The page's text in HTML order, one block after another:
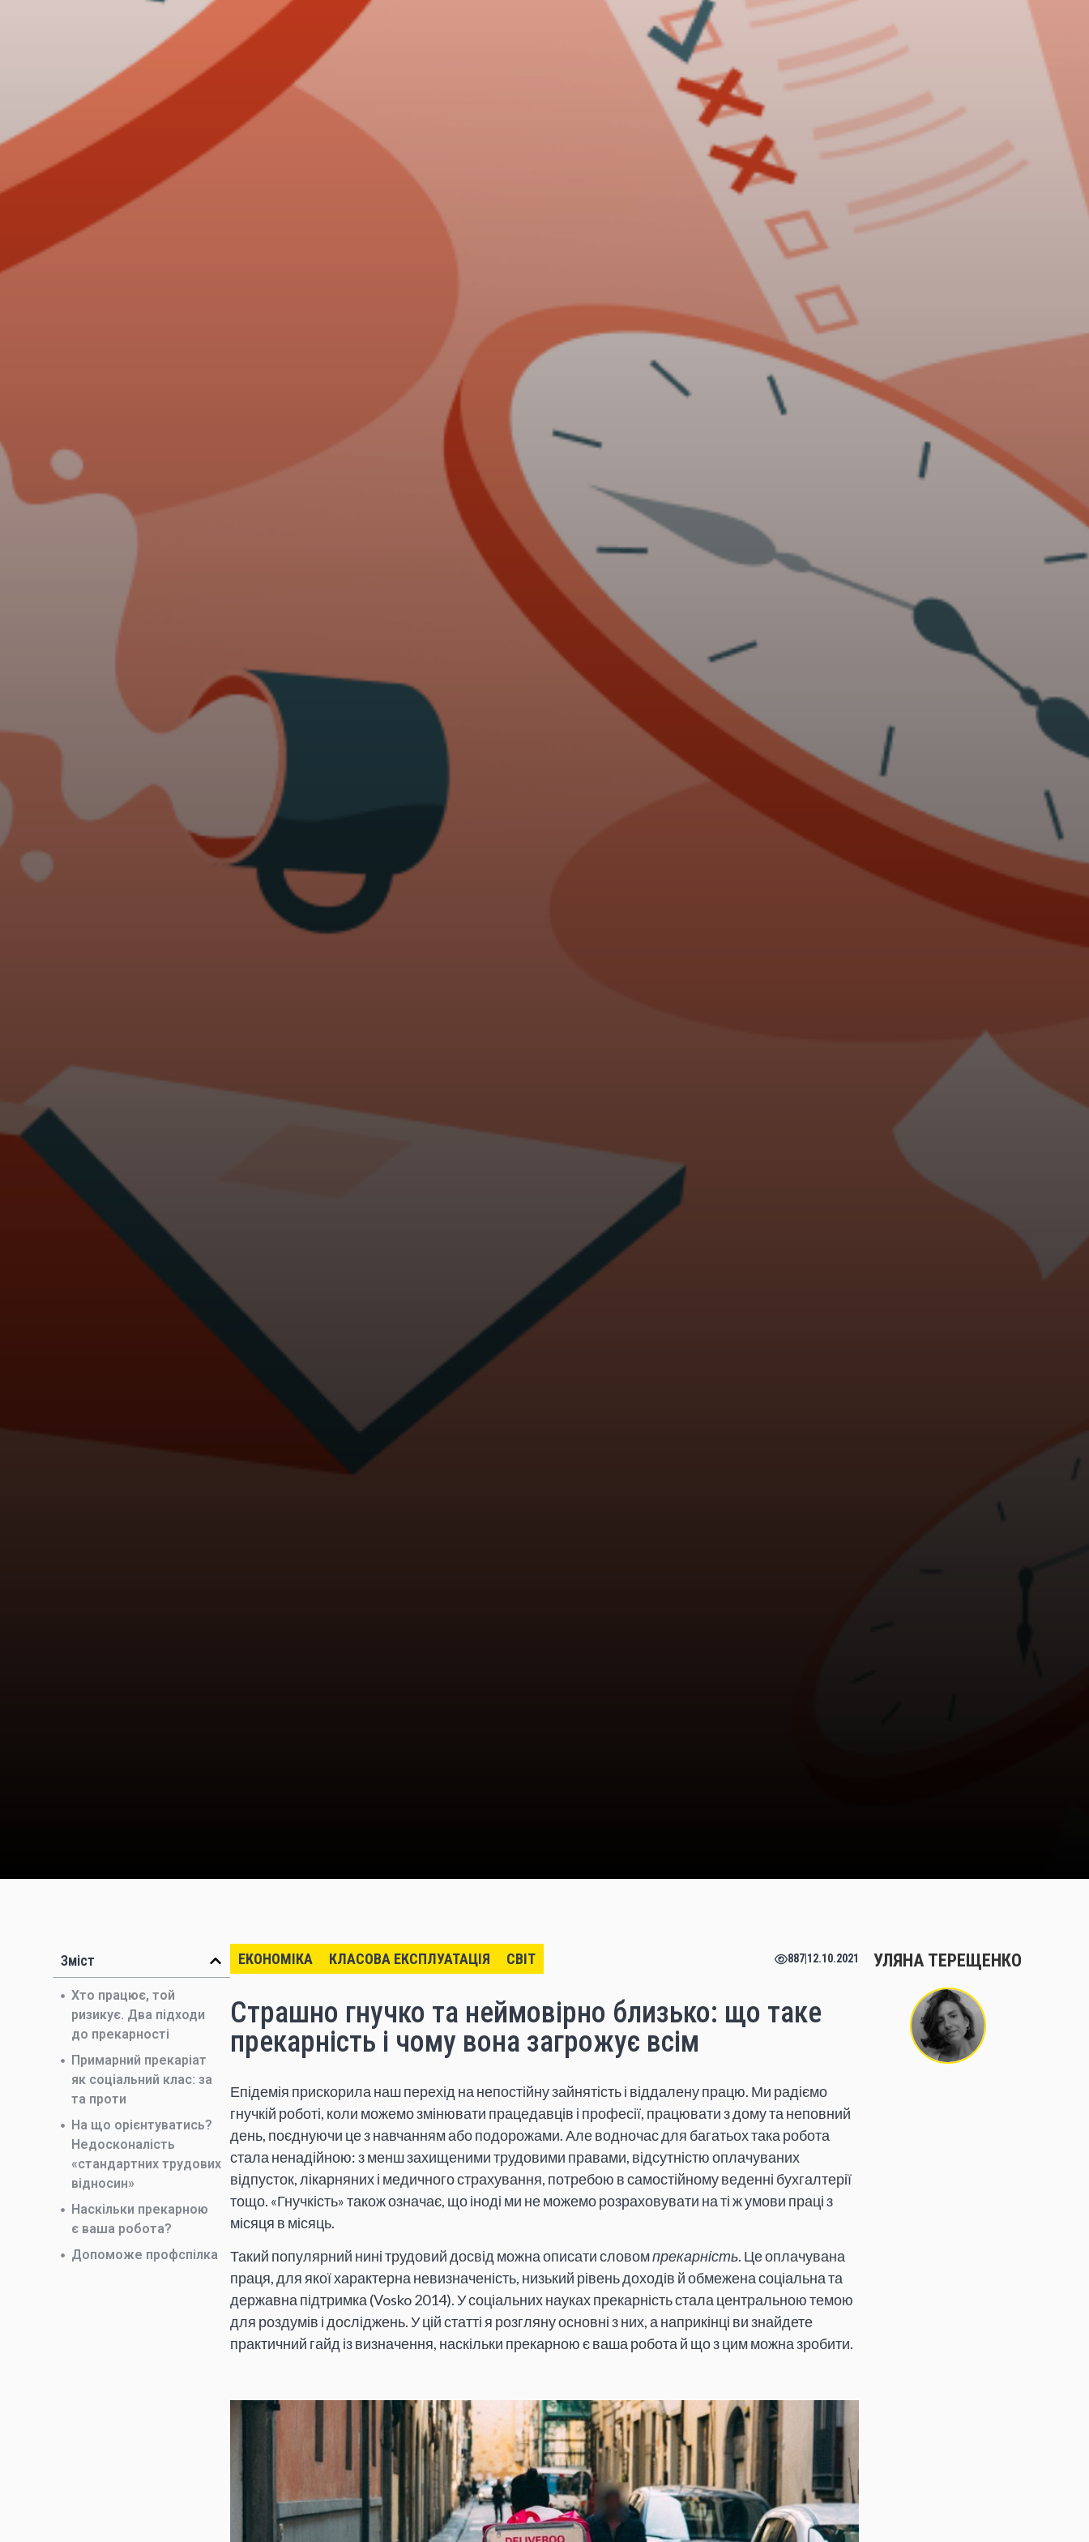
Зміст
Хто працює, той
ризикує. Два підходи
до прекарності
Примарний прекаріат
як соціальний клас: за
та проти
На що орієнтуватись?
Недосконалість
«стандартних трудових
відносин»
Наскільки прекарною
є ваша робота?
Допоможе профспілка
ЕКОНОМІКА КЛАСОВА ЕКСПЛУАТАЦІЯ СВІТ 887 12.10.2021
Страшно гнучко та неймовірно близько: що таке
прекарність і чому вона загрожує всім
Епідемія прискорила наш перехід на непостійну зайнятість і віддалену працю. Ми радіємо
гнучкій роботі, коли можемо змінювати працедавців і професії, працювати з дому та неповний
день, поєднуючи це з навчанням або подорожами. Але водночас для багатьох така робота
стала ненадійною: з менш захищеними трудовими правами, відсутністю оплачуваних
відпусток, лікарняних і медичного страхування, потребою в самостійному веденні бухгалтерії
тощо. «Гнучкість» також означає, що іноді ми не можемо розраховувати на ті ж умови праці з
місяця в місяць.
Такий популярний нині трудовий досвід можна описати словомпрекарність. Це оплачувана
праця, для якої характерна невизначеність, низький рівень доходів й обмежена соціальна та
державна підтримка (Vosko 2014). У соціальних науках прекарність стала центральною темою
для роздумів і досліджень. У цій статті я розгляну основні з них, а наприкінці ви знайдете
практичний гайд із визначення, наскільки прекарною є ваша робота й що з цим можна зробити.
УЛЯНА ТЕРЕЩЕНКО